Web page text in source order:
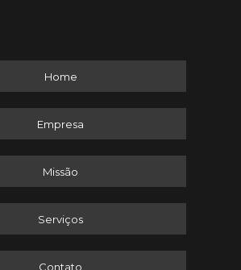
Home
Empresa
Missão
Serviços
Contato